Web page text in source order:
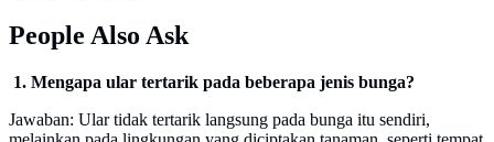
People Also Ask
1. Mengapa ular tertarik pada beberapa jenis bunga?
Jawaban: Ular tidak tertarik langsung pada bunga itu sendiri,